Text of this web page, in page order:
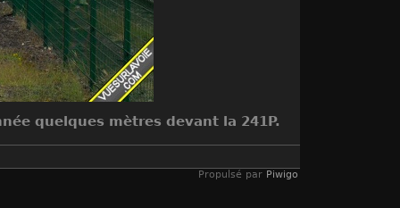
quelques mètres devant la 241P.
Propulsé par Piwigo